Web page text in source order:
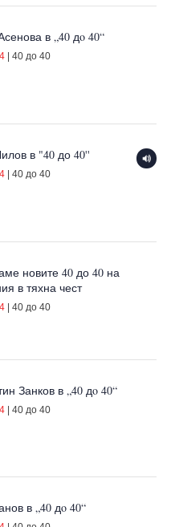
в „40 дo 40“
| 40 до 40
в "40 до 40''
| 40 до 40
новите 40 до 40 на
в тяхна чест
| 40 до 40
Занков в „40 дo 40“
| 40 до 40
в „40 дo 40“